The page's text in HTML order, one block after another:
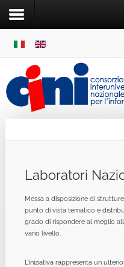
MENU
Laboratori
Messa a disposizione di
punto di vista tematico e
grado di rispondere al meglio
vario livello.
L'iniziativa rappresenta un